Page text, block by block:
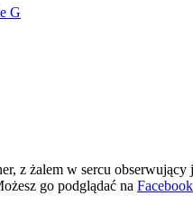
G
z żalem w sercu
go podglądać na